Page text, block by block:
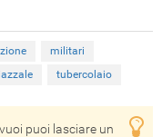
militari
tubercolaio
puoi lasciare un